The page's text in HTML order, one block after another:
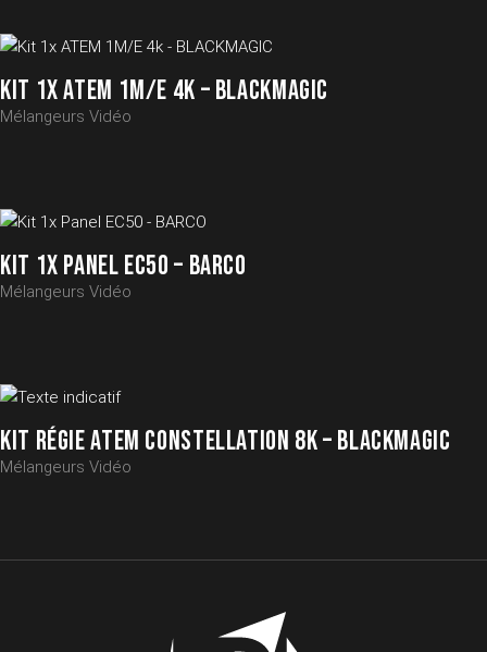
KIT 1X ATEM 1M/E 4K – BLACKMAGIC
Mélangeurs Vidéo
KIT 1X PANEL EC50 – BARCO
Mélangeurs Vidéo
KIT RÉGIE ATEM CONSTELLATION 8K – BLACKMAGIC
Mélangeurs Vidéo